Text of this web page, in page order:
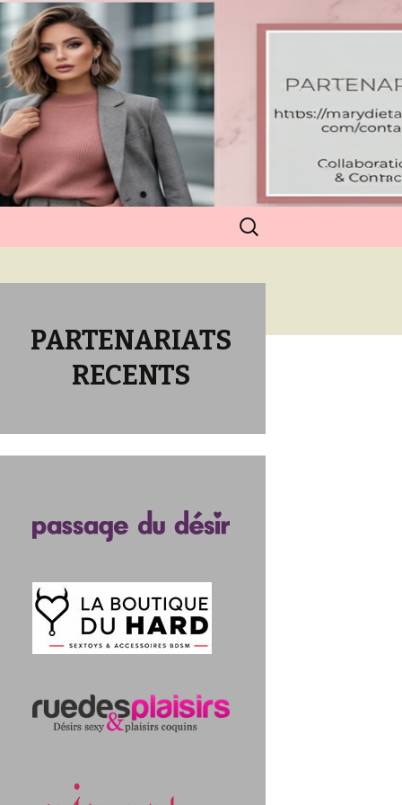
Rechercher :
PARTENARIATS
RECENTS